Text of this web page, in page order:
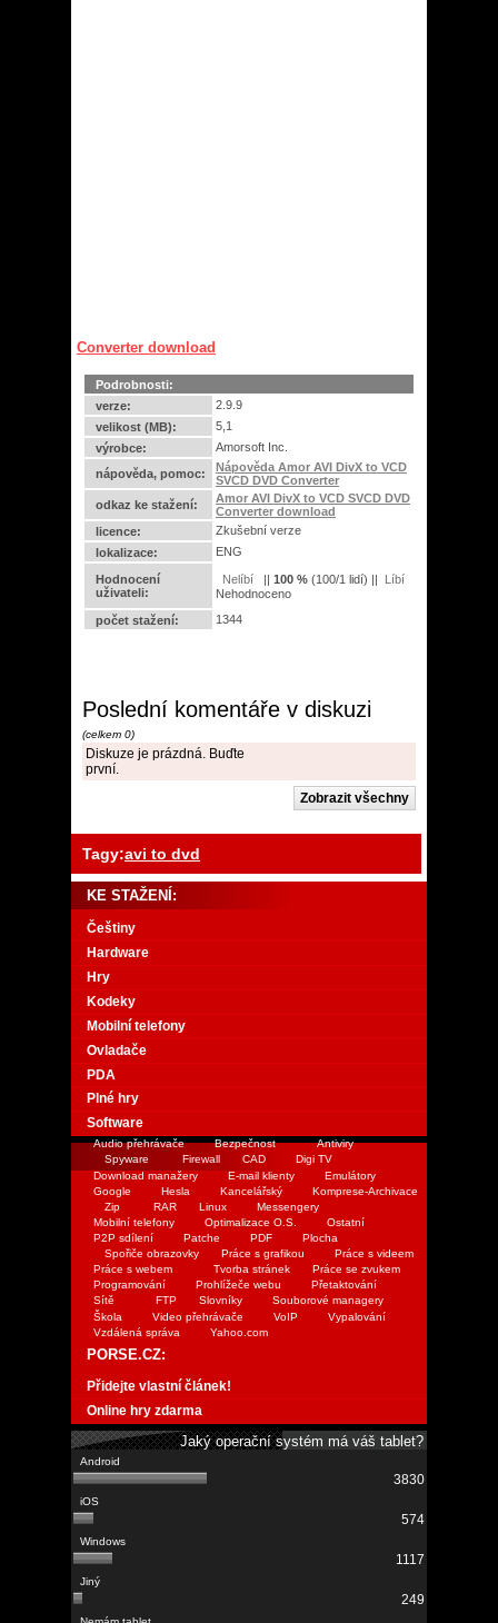
Converter download
Podrobnosti:
verze:
2.9.9
velikost (MB):
5,1
výrobce:
Amorsoft Inc.
nápověda, pomoc:
Nápověda Amor AVI DivX to VCD
SVCD DVD Converter
odkaz ke stažení:
Amor AVI DivX to VCD SVCD DVD
Converter download
licence:
Zkušební verze
lokalizace:
ENG
Hodnocení
uživateli:
|| 100 % (100/1 lidí) ||
Nehodnoceno
počet stažení:
1344
Poslední komentáře v diskuzi
(celkem 0)
Diskuze je prázdná. Buďte
první.
Tagy:avi to dvd
KE STAŽENÍ:
Češtiny
Hardware
Hry
Kodeky
Mobilní telefony
Ovladače
PDA
Plné hry
Software
Audio přehrávače Bezpečnost
Antiviry
Spyware
Firewall CAD
Digi TV
Download manažery
E-mail klienty
Emulátory
Google
Hesla Kancelářský
Komprese-Archivace
Zip
RAR Linux
Messengery
Mobilní telefony
Optimalizace O.S.
Ostatní
P2P sdílení
Patche PDF
Plocha
Spořiče obrazovky
Práce s grafikou
Práce s videem
Práce s webem
Tvorba stránek
Práce se zvukem
Programování
Prohlížeče webu
Přetaktování
Sítě
FTP Slovníky
Souborové managery
Škola
Video přehrávače VoIP
Vypalování
Vzdálená správa
Yahoo.com
PORSE.CZ:
Přidejte vlastní článek!
Online hry zdarma
Jaký operační systém má váš tablet?
3830
574
1117
249